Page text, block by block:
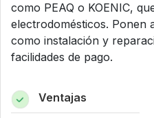
como PEAQ o KOENIC,
electrodomésticos. Ponen
como instalación y
facilidades de pago.
Ventajas